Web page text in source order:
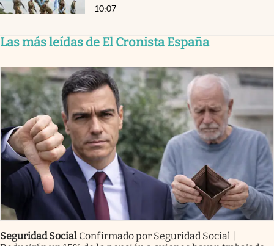
10:07
Las más leídas de El Cronista España
Seguridad Social Confirmado por Seguridad Social |